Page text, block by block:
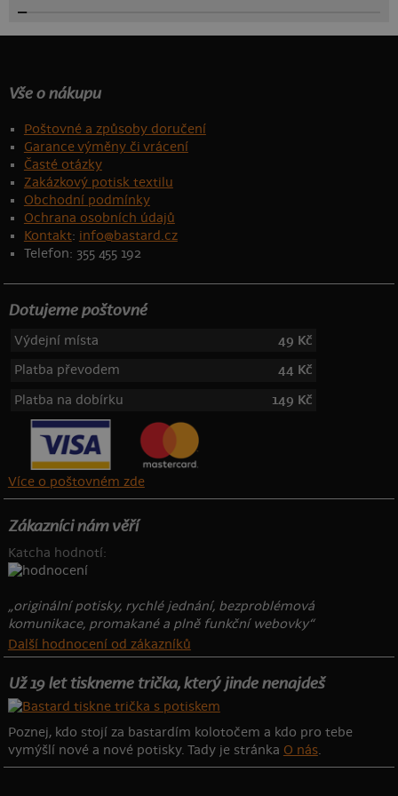
Vše o nákupu
Poštovné a způsoby doručení
Garance výměny či vrácení
Časté otázky
Zakázkový potisk textilu
Obchodní podmínky
Ochrana osobních údajů
Kontakt: info@bastard.cz
Telefon: 355 455 192
Dotujeme poštovné
Výdejní místa
49 Kč
Platba převodem
44 Kč
Platba na dobírku
149 Kč
Více o poštovném zde
Zákazníci nám věří
Katcha hodnotí:
„originální potisky, rychlé jednání, bezproblémová
komunikace, promakané a plně funkční webovky“
Další hodnocení od zákazníků
Už 19 let tiskneme trička, který jinde nenajdeš
Poznej, kdo stojí za bastardím kolotočem a kdo pro tebe
vymýšlí nové a nové potisky. Tady je stránka O nás.